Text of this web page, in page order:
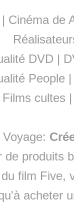
| Cinéma de
DVD |
People
Films cultes
de produits
film Five,
acheter